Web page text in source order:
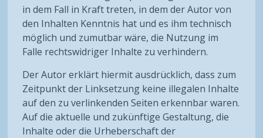
in dem Fall in Kraft treten, in dem der Autor von
den Inhalten Kenntnis hat und es ihm technisch
möglich und zumutbar wäre, die Nutzung im
Falle rechtswidriger Inhalte zu verhindern.
Der Autor erklärt hiermit ausdrücklich, dass zum
Zeitpunkt der Linksetzung keine illegalen Inhalte
auf den zu verlinkenden Seiten erkennbar waren.
Auf die aktuelle und zukünftige Gestaltung, die
Inhalte oder die Urheberschaft der